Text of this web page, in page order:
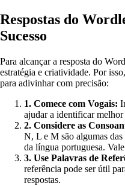
Respostas do
Sucesso
Para alcançar a resposta do
estratégia e criatividade. Por
para adivinhar com precisão:
1. Comece com Vogais:
ajudar a identificar melhor
2. Considere as
N, L e M são algumas
da língua portuguesa.
3. Use Palavras de
referência pode ser útil
respostas.